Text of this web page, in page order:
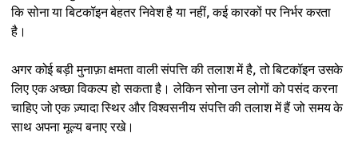
कि सोना या बिटकॉइन बेहतर निवेश है या नहीं, कई कारकों पर निर्भर करता
है।
अगर कोई बड़ी मुनाफ़ा क्षमता वाली संपत्ति की तलाश में है, तो बिटकॉइन उसके
लिए एक अच्छा विकल्प हो सकता है। लेकिन सोना उन लोगों को पसंद करना
चाहिए जो एक ज़्यादा स्थिर और विश्वसनीय संपत्ति की तलाश में हैं जो समय के
साथ अपना मूल्य बनाए रखे।